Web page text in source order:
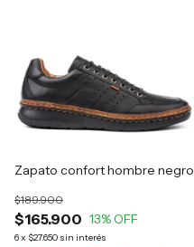
Zapato confort hombre negro
$165.900
$189.900
13% OFF
6x $27.650 sin interés